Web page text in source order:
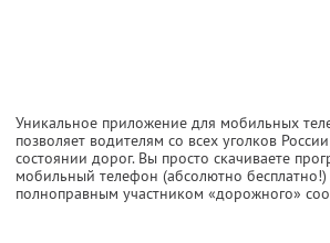
Уникальное приложение для мобильных
позволяет водителям со всех уголков
состоянии дорог. Вы просто скачиваете
мобильный телефон (абсолютно бесплатно!)
полноправным участником «дорожного»